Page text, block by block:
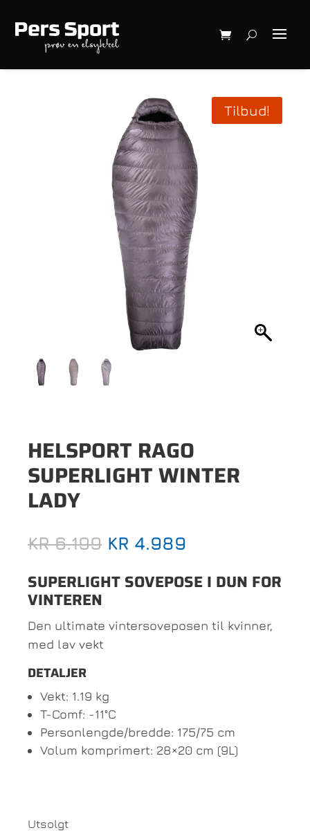
Tilbud!
HELSPORT RAGO
SUPERLIGHT WINTER
LADY
KR6.199 OPPRINNELIG
VAR:
KR 4.989
ER:
SUPERLIGHT SOVEPOSE I DUN FOR
VINTEREN
Den ultimate vintersoveposen til kvinner,
med lav vekt
DETALJER
Vekt: 1.19 kg
T-Comf: -11°C
Personlengde/bredde: 175/75 cm
Volum komprimert: 28×20 cm (9L)
Utsolgt